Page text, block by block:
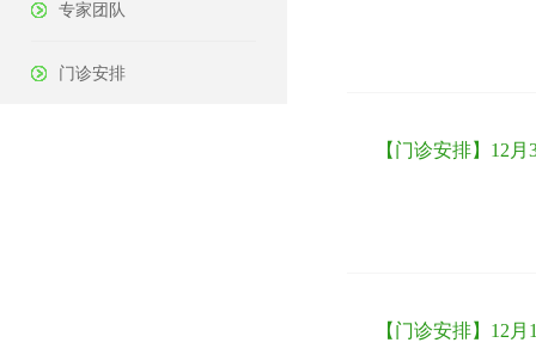
专家团队
门诊安排
【门诊安排】12
【门诊安排】12